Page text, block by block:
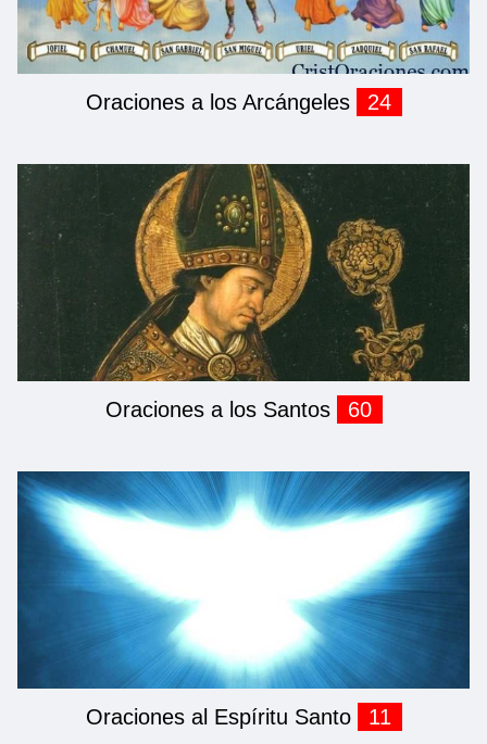
Oraciones a los Arcángeles 24
Oraciones a los Santos 60
Oraciones al Espíritu Santo 11